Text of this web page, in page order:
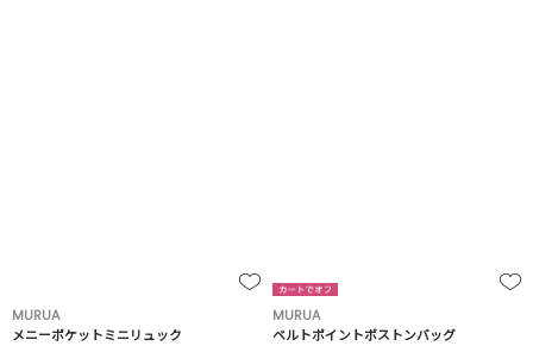
MURUA
メニーポケットミニリュック
MURUA
ベルトポイントボストンバッグ